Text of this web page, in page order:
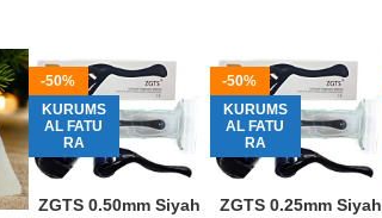
-50%
KURUMS
AL FATU
RA
ZGTS 0.50mm Siyah
-50%
KURUMS
AL FATU
RA
ZGTS 0.25mm Siyah